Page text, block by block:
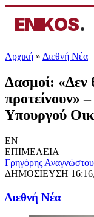
ENIKOS.
Αρχική » Διεθνή Νέα
Δασμοί: «Δεν
προτείνουν»
Υπουργού
EN
ΕΠΙΜΕΛΕΙΑ
Γρηγόρης Αναγνώστου
ΔΗΜΟΣΙΕΥΣΗ
Διεθνή Νέα